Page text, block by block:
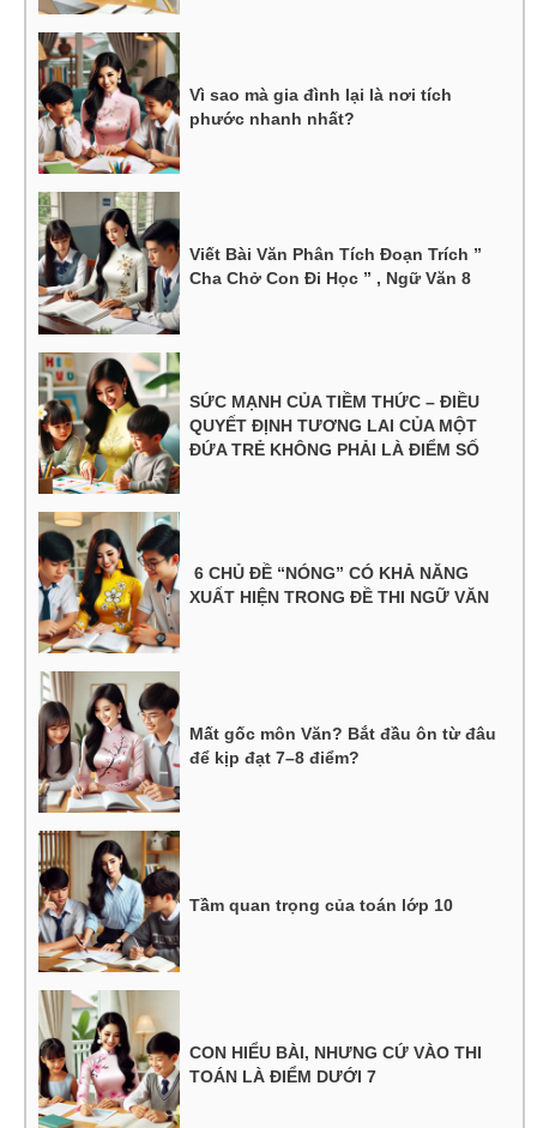
Vì sao mà gia đình lại là nơi tích
phước nhanh nhất?
Viết Bài Văn Phân Tích Đoạn Trích ”
Cha Chở Con Đi Học ” , Ngữ Văn 8
SỨC MẠNH CỦA TIỀM THỨC – ĐIỀU
QUYẾT ĐỊNH TƯƠNG LAI CỦA MỘT
ĐỨA TRẺ KHÔNG PHẢI LÀ ĐIỂM SỐ
6 CHỦ ĐỀ “NÓNG” CÓ KHẢ NĂNG
XUẤT HIỆN TRONG ĐỀ THI NGỮ VĂN
Mất gốc môn Văn? Bắt đầu ôn từ đâu
để kịp đạt 7–8 điểm?
Tầm quan trọng của toán lớp 10
CON HIỂU BÀI, NHƯNG CỨ VÀO THI
TOÁN LÀ ĐIỂM DƯỚI 7